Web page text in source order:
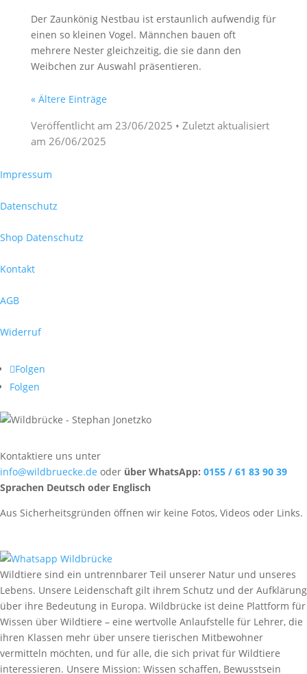
Der Zaunkönig Nestbau ist erstaunlich aufwendig für
einen so kleinen Vogel. Männchen bauen oft
mehrere Nester gleichzeitig, die sie dann den
Weibchen zur Auswahl präsentieren.
« Ältere Einträge
Veröffentlicht am 23/06/2025 • Zuletzt aktualisiert
am 26/06/2025
Impressum
Datenschutz
Shop Datenschutz
Kontakt
AGB
Widerruf
Folgen
Folgen
Kontaktiere uns unter
info@wildbruecke.de oder über WhatsApp: 0155 / 61 83 90 39
Sprachen Deutsch oder Englisch
Aus Sicherheitsgründen öffnen wir keine Fotos, Videos oder Links.
Wildtiere sind ein untrennbarer Teil unserer Natur und unseres
Lebens. Unsere Leidenschaft gilt ihrem Schutz und der Aufklärung
über ihre Bedeutung in Europa. Wildbrücke ist deine Plattform für
Wissen über Wildtiere – eine wertvolle Anlaufstelle für Lehrer, die
ihren Klassen mehr über unsere tierischen Mitbewohner
vermitteln möchten, und für alle, die sich privat für Wildtiere
interessieren. Unsere Mission: Wissen schaffen, Bewusstsein